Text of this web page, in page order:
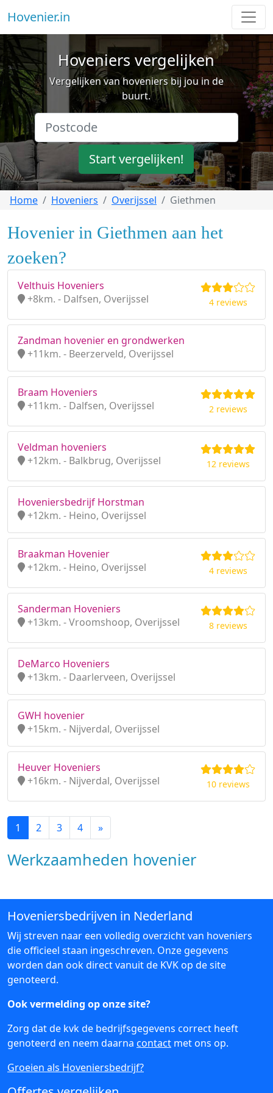
Hovenier.in
Hoveniers vergelijken
Vergelijken van hoveniers bij jou in de
buurt.
Start vergelijken!
Home Hoveniers Overijssel Giethmen
Hovenier in Giethmen aan het
zoeken?
Velthuis Hoveniers
+8km. - Dalfsen, Overijssel
4 reviews
Zandman hovenier en grondwerken
+11km. - Beerzerveld, Overijssel
Braam Hoveniers
+11km. - Dalfsen, Overijssel
2 reviews
Veldman hoveniers
+12km. - Balkbrug, Overijssel
12 reviews
Hoveniersbedrijf Horstman
+12km. - Heino, Overijssel
Braakman Hovenier
+12km. - Heino, Overijssel
4 reviews
Sanderman Hoveniers
+13km. - Vroomshoop, Overijssel
8 reviews
DeMarco Hoveniers
+13km. - Daarlerveen, Overijssel
GWH hovenier
+15km. - Nijverdal, Overijssel
Heuver Hoveniers
+16km. - Nijverdal, Overijssel
10 reviews
1 2 3 4 »
Werkzaamheden hovenier
Hoveniersbedrijven in Nederland
Wij streven naar een volledig overzicht van hoveniers
die officieel staan ingeschreven. Onze gegevens
worden dan ook direct vanuit de KVK op de site
genoteerd.
Ook vermelding op onze site?
Zorg dat de kvk de bedrijfsgegevens correct heeft
genoteerd en neem daarna contact met ons op.
Groeien als Hoveniersbedrijf?